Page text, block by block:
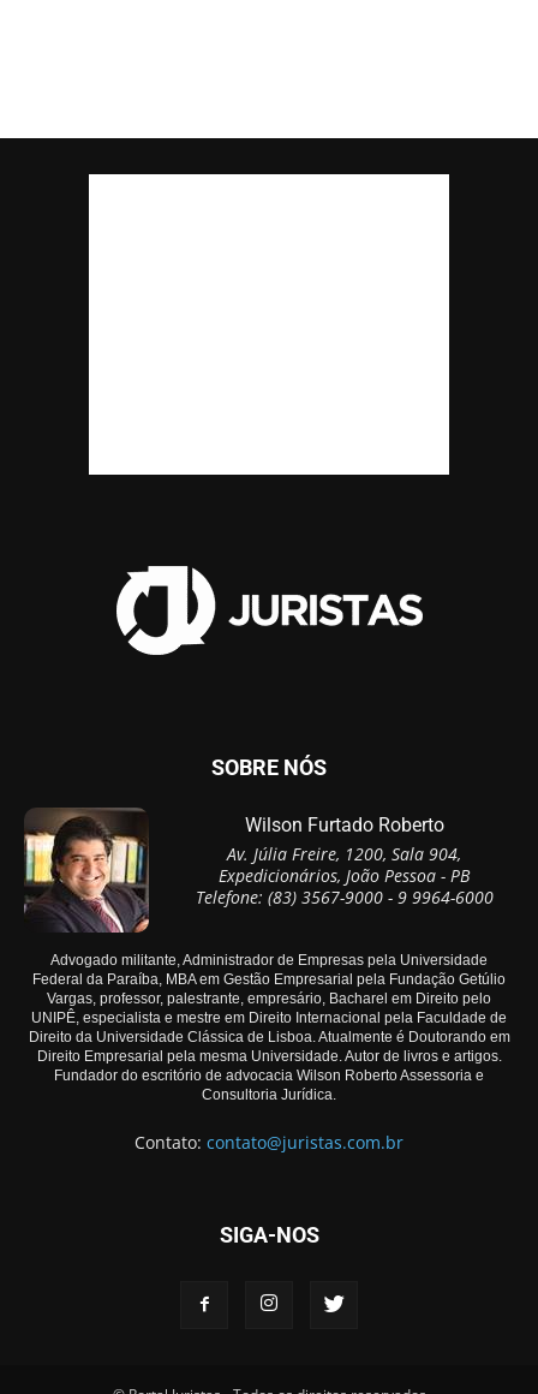
SOBRE NÓS
Wilson Furtado Roberto
Av. Júlia Freire, 1200, Sala 904,
Expedicionários, João Pessoa - PB
Telefone: (83) 3567-9000 - 9 9964-6000
Advogado militante, Administrador de Empresas pela Universidade
Federal da Paraíba, MBA em Gestão Empresarial pela Fundação Getúlio
Vargas, professor, palestrante, empresário, Bacharel em Direito pelo
UNIPÊ, especialista e mestre em Direito Internacional pela Faculdade de
Direito da Universidade Clássica de Lisboa. Atualmente é Doutorando em
Direito Empresarial pela mesma Universidade. Autor de livros e artigos.
Fundador do escritório de advocacia Wilson Roberto Assessoria e
Consultoria Jurídica.
Contato: contato@juristas.com.br
SIGA-NOS